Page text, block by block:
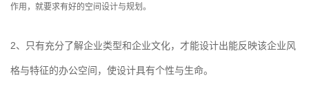
作用，就要求有好的空间设计与规划。
2、只有充分了解企业类型和企业文化，才能设计出能反映该企业风
格与特征的办公空间，使设计具有个性与生命。